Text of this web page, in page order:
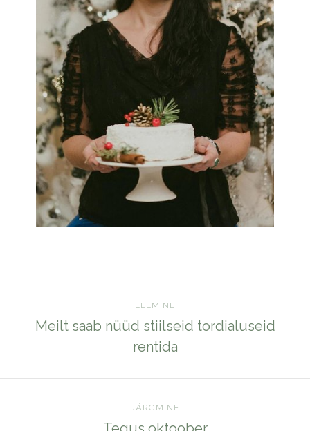
EELMINE
Meilt saab nüüd stiilseid tordialuseid
rentida
JÄRGMINE